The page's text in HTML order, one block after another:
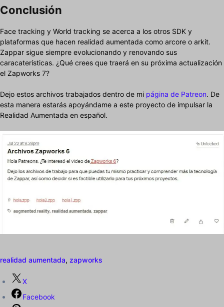
Conclusión
Face tracking y World tracking se acerca a los otros SDK y
plataformas que hacen realidad aumentada como arcore o arkit.
Zappar sigue siempre evolucionando y renovando sus
caracaterísticas. ¿Qué crees que traerá en su próxima actualización
el Zapworks 7?
Dejo estos archivos trabajados dentro de mi página de Patreon. De
esta manera estarás apoyándame a este proyecto de impulsar la
Realidad Aumentada en español.
realidad aumentada, zapworks
X
Facebook